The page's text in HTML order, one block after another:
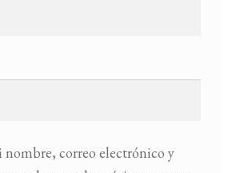
nombre, correo electrónico y